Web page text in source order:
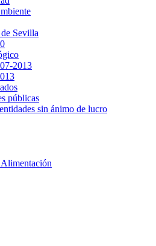
Sevilla
2013
públicas
sin ánimo de lucro